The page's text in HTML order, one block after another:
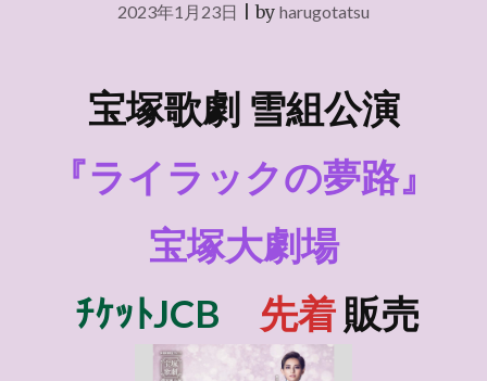
2023年1月23日 |by harugotatsu
宝塚歌劇 雪組公演
『ライラックの夢路』
宝塚大劇場
ﾁｹｯﾄJCB
先着 販売